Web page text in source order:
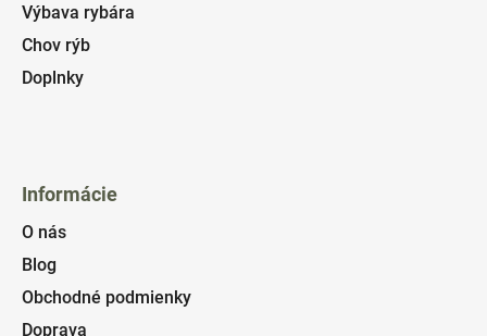
Výbava rybára
Chov rýb
Doplnky
Informácie
O nás
Blog
Obchodné podmienky
Doprava